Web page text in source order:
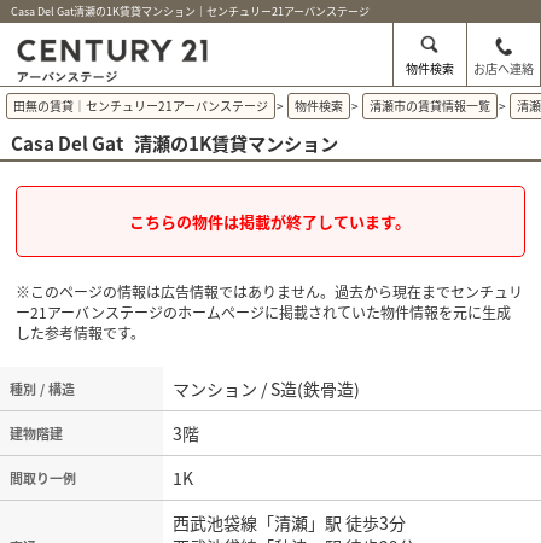
Casa Del Gat清瀬の1K賃貸マンション｜センチュリー21アーバンステージ
物件検索 お店へ連絡
田無の賃貸｜センチュリー21アーバンステージ > 物件検索 > 清瀬市の賃貸情報一覧 > 清
Casa Del Gat 清瀬の1K賃貸マンション
こちらの物件は掲載が終了しています。
※このページの情報は広告情報ではありません。過去から現在までセンチュリ
ー21アーバンステージのホームぺージに掲載されていた物件情報を元に生成
した参考情報です。
種別 / 構造 マンション / S造(鉄骨造)
建物階建 3階
間取り一例 1K
西武池袋線「清瀬」駅 徒歩3分